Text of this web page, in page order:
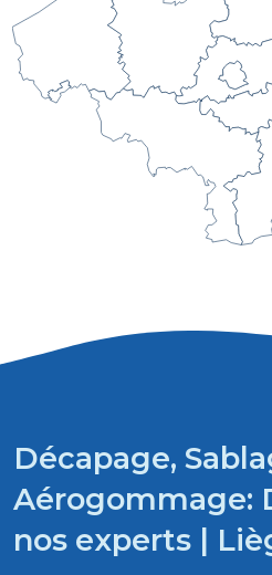
Décapage,
Aérogommage:
nos experts |